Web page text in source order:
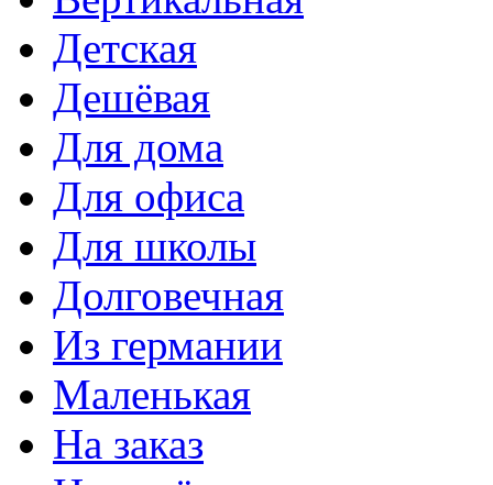
Детская
Дешёвая
Для дома
Для офиса
Для школы
Долговечная
Из германии
Маленькая
На заказ